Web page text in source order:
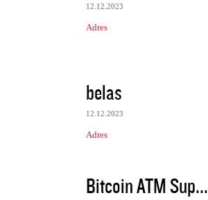
12.12.2023
Adres
belas
12.12.2023
Adres
Bitcoin ATM Sup...